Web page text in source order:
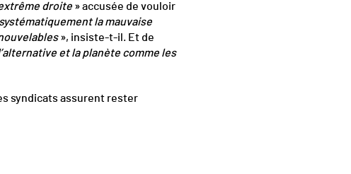
droite » accusée de vouloir
la mauvaise
», insiste-t-il. Et de
et la planète comme les
syndicats assurent rester